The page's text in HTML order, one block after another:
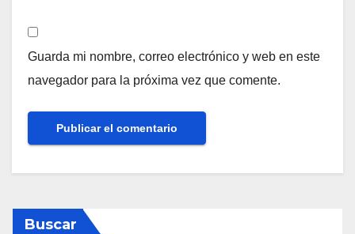
Guarda mi nombre, correo electrónico y web en este
navegador para la próxima vez que comente.
Buscar